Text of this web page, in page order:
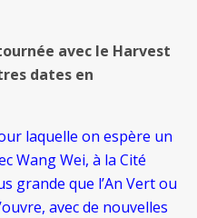
avec le Harvest
dates en
laquelle on espère un
Wang Wei, à la Cité
grande que l’An Vert ou
avec de nouvelles